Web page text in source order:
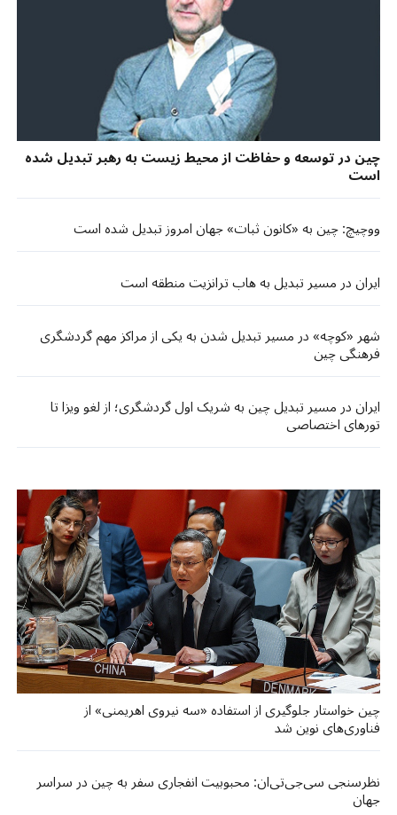
چین در توسعه و حفاظت از محیط زیست به رهبر تبدیل شده
است
ووچیچ: چین به «کانون ثبات» جهان امروز تبدیل شده است
ایران در مسیر تبدیل به هاب ترانزیت منطقه است
شهر «کوچه» در مسیر تبدیل شدن به یکی از مراکز مهم گردشگری
فرهنگی چین
ایران در مسیر تبدیل چین به شریک اول گردشگری؛ از لغو ویزا تا
تورهای اختصاصی
چین خواستار جلوگیری از استفاده «سه نیروی اهریمنی» از
فناوری‌های نوین شد
نظرسنجی سی‌جی‌تی‌ان: محبوبیت انفجاری سفر به چین در سراسر
جهان